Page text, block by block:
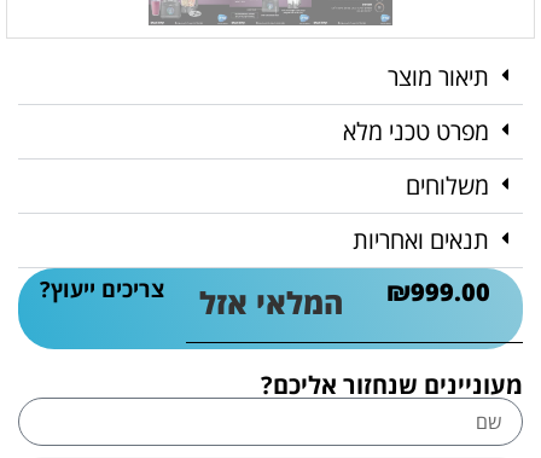
תיאור מוצר
מפרט טכני מלא
משלוחים
תנאים ואחריות
₪999.00 המלאי אזל צריכים ייעוץ?
מעוניינים שנחזור אליכם?